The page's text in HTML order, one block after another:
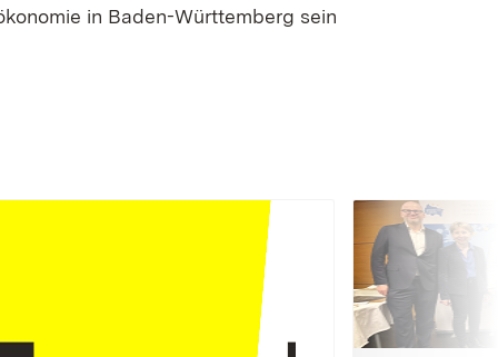
in Baden-Württemberg sein